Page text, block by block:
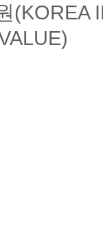
(KOREA